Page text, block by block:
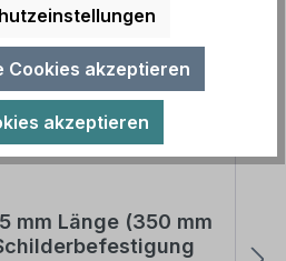
mm Länge (350 mm
Cookies akzeptieren
akzeptieren